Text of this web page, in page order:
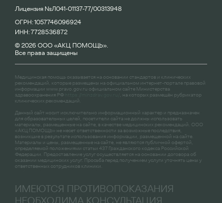
Лицензия №Л041-01137-77/00313948
ОГРН: 1057746096924
ИНН: 7728536872
© 2026 ООО «АКЦ ПОМОЩЬ».
Все права защищены
Медицинская помощь оказывается на основании стандартов и клинических
рекомендаций, которые размещены на официальном интернет-портале правовой
информации www.pravo.gov.ru официальном сайте Министерства
здравоохранения РФ
, на которых размещён рубрикатор
клинических рекомендаций.
Данный сайт носит исключительно информационный характер и предназначен
для образовательных целей, посетители сайта не должны использовать
материалы, размещенные на сайте, в качестве медицинских рекомендаций. ООО
«АКЦ ПОМОЩЬ» не несет ответственности за возможные последствия,
возникшие в результате использования информации, размещенной на сайте.
Материалы и цены, размещенные на сайте, не являются публичной офертой,
определяемой положениями статьи 437 Гражданского кодекса Российской
Федерации. Предоставление услуг осуществляется на основании договора об
оказании медицинских услуг. Просьба перед получением услуги уточнять цены у
ответственных сотрудников клиники.
ИМЕЮТСЯ ПРОТИВОПОКАЗАНИЯ
НЕОБХОДИМА КОНСУЛЬТАЦИЯ